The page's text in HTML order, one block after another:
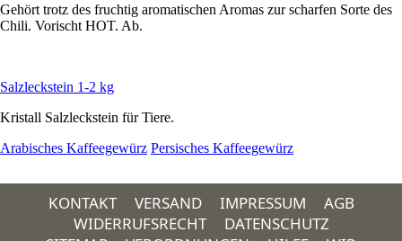
Gehört trotz des fruchtig aromatischen Aromas zur scharfen Sorte des
Chili. Vorischt HOT. Ab.
Salzleckstein 1-2 kg
Kristall Salzleckstein für Tiere.
Arabisches Kaffeegewürz Persisches Kaffeegewürz
KONTAKT VERSAND IMPRESSUM
AGB
WIDERRUFSRECHT
DATENSCHUTZ